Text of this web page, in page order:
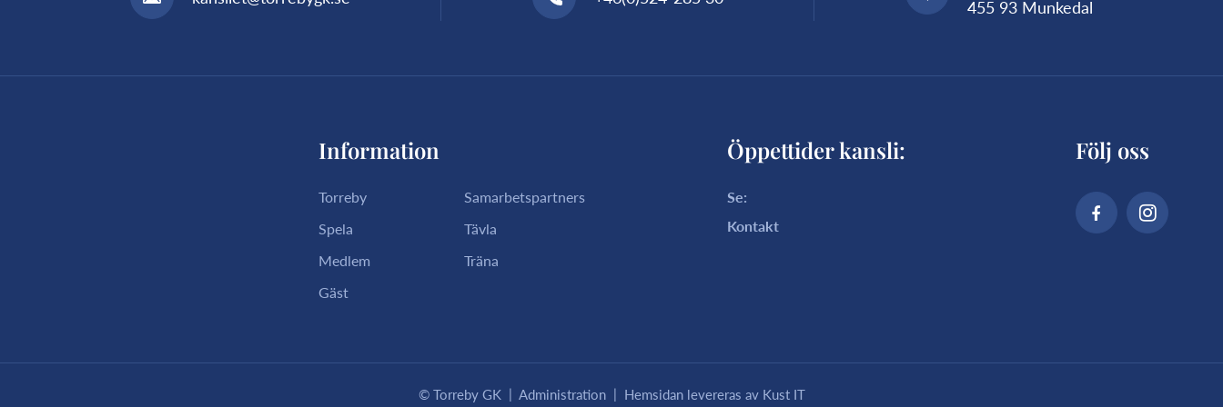
455 93 Munkedal
Information
Torreby
Samarbetspartners
Spela
Tävla
Medlem
Träna
Gäst
Öppettider kansli:
Se:
Kontakt
Följ oss
© Torreby GK | Administration | Hemsidan levereras av Kust IT